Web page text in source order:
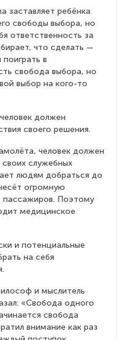
заставляет ребёнка
свободы выбора, но
ответственность за
что сделать —
поиграть в
свобода выбора, но
выбор на кого-то
должен
своего решения.
человек должен
служебных
людям добраться до
огромную
пассажиров. Поэтому
медицинское
и потенциальные
на себя
и мыслитель
«Свобода одного
свобода
внимание как раз